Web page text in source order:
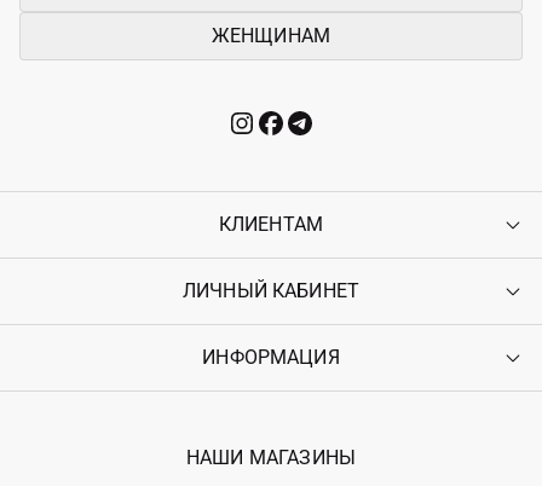
ЖЕНЩИНАМ
КЛИЕНТАМ
Контакты
Возврат
Гарантия
ЛИЧНЫЙ КАБИНЕТ
Войти
Ostriv Club+
ИНФОРМАЦИЯ
Наши магазини
НАШИ МАГАЗИНЫ